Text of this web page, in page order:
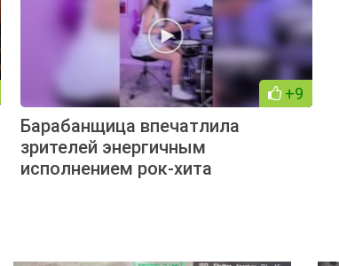
+9
Барабанщица впечатлила
зрителей энергичным
исполнением рок-хита